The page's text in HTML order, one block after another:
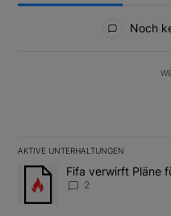
Noch
AKTIVE UNTERHALTUNGEN
Das Folgende ist eine Liste
Ein Trendartikel mit dem
Fifa verwirft Pläne
2